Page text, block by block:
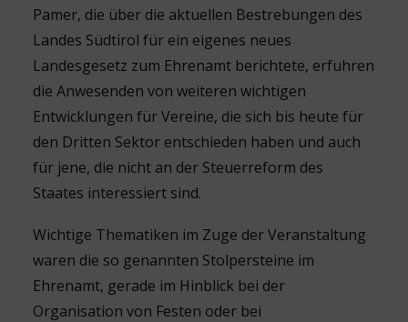
Pamer, die über die aktuellen Bestrebungen des
Landes Südtirol für ein eigenes neues
Landesgesetz zum Ehrenamt berichtete, erfuhren
die Anwesenden von weiteren wichtigen
Entwicklungen für Vereine, die sich bis heute für
den Dritten Sektor entschieden haben und auch
für jene, die nicht an der Steuerreform des
Staates interessiert sind.
Wichtige Thematiken im Zuge der Veranstaltung
waren die so genannten Stolpersteine im
Ehrenamt, gerade im Hinblick bei der
Organisation von Festen oder bei